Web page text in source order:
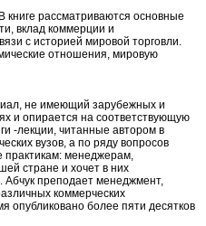
книге рассматриваются основные
вклад коммерции и
с историей мировой торговли.
отношения, мировую
не имеющий зарубежных и
и опирается на соответствующую
-лекции, читанные автором в
вузов, а по ряду вопросов
практикам: менеджерам,
стране и хочет в них
преподает менеджмент,
коммерческих
опубликовано более пяти десятков